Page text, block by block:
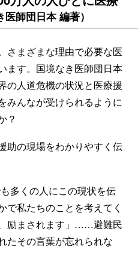
医師団日本 編著）
まざまな理由で必要な医
ます。国境なき医師団日本
の人道危機の状況と医療援
みんなが受けられるように
？
助の現場をわかりやすく伝
多くの人にこの現状を伝
で私たちのことを考えてく
励まされます」……避難民
たその言葉が忘れられな